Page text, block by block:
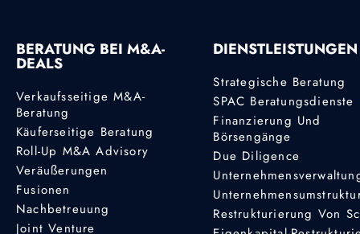
BERATUNG BEI M&A-
DEALS
Verkaufsseitige M&A-
Beratung
Käuferseitige Beratung
Roll-Up M&A Advisory
Veräußerungen
Fusionen
Nachbetreuung
Joint Venture
DIENSTLEISTUNGEN
Strategische Beratung
SPAC Beratungsdienste
Finanzierung Und
Börsengänge
Due Diligence
Restrukturierung Von